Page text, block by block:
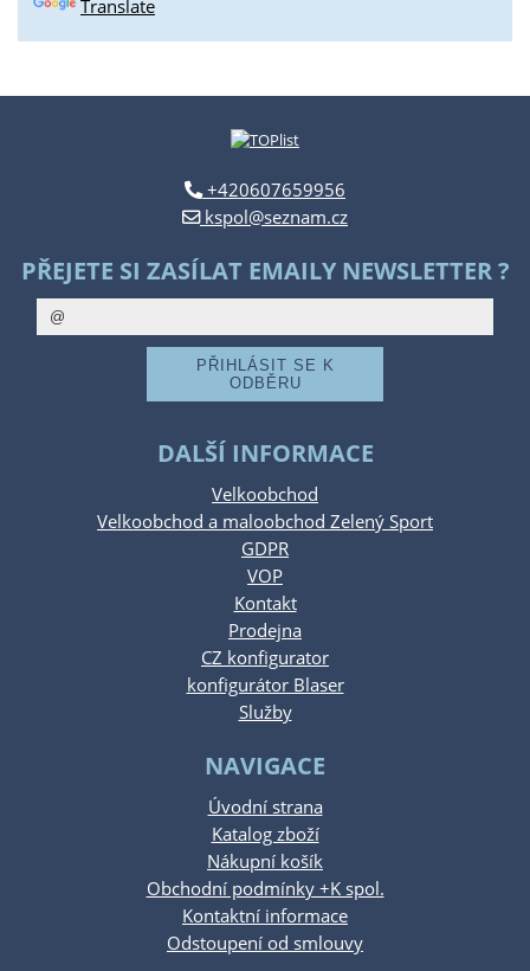
Translate
+420607659956
kspol@seznam.cz
PŘEJETE SI ZASÍLAT EMAILY NEWSLETTER ?
DALŠÍ INFORMACE
Velkoobchod
Velkoobchod a maloobchod Zelený Sport
GDPR
VOP
Kontakt
Prodejna
CZ konfigurator
konfigurátor Blaser
Služby
NAVIGACE
Úvodní strana
Katalog zboží
Nákupní košík
Obchodní podmínky +K spol.
Kontaktní informace
Odstoupení od smlouvy